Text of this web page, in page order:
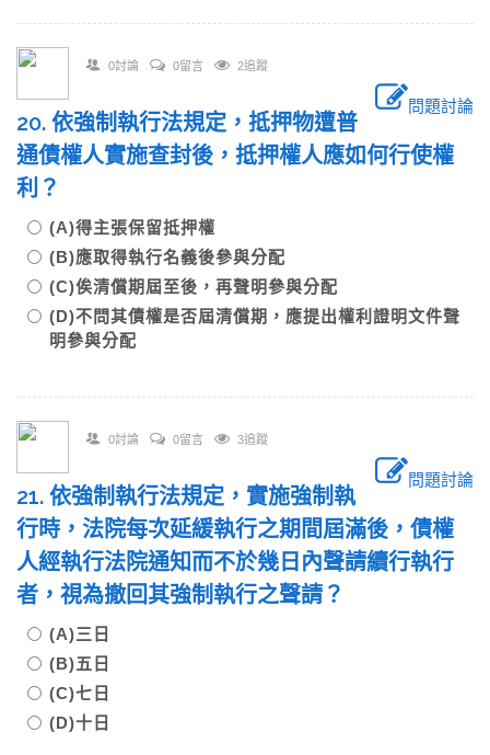
0討論 0留言 2追蹤
問題討論
20. 依強制執行法規定，抵押物遭普
通債權人實施查封後，抵押權人應如何行使權
利？
(A)得主張保留抵押權
(B)應取得執行名義後參與分配
(C)俟清償期屆至後，再聲明參與分配
(D)不問其債權是否屆清償期，應提出權利證明文件聲
明參與分配
0討論 0留言 3追蹤
問題討論
21. 依強制執行法規定，實施強制執
行時，法院每次延緩執行之期間屆滿後，債權
人經執行法院通知而不於幾日內聲請續行執行
者，視為撤回其強制執行之聲請？
(A)三日
(B)五日
(C)七日
(D)十日